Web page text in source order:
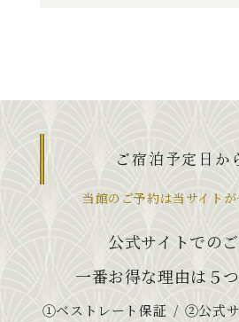
ご宿泊予定日か
当館のご予約は当サイト
公式サイトでの
一番お得な理由は５つ
①ベストレート保証
②公式